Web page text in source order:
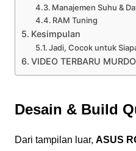
Manajemen Suhu &
RAM Tuning
Kesimpulan
Jadi, Cocok untuk
VIDEO TERBARU
Desain & Build
Dari tampilan luar, ASUS